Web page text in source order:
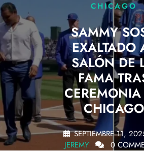
CHICAGO
SAMMY
EXALTADO
SALÓN DE
FAMA
CHICAGO
SEPTIEMBRE 11,
JEREMY
0